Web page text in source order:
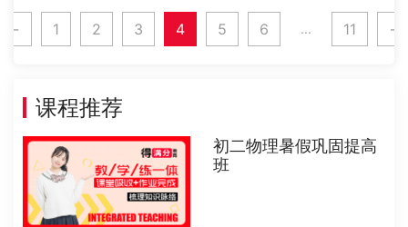
的，而且是多元性的，考试时间和主
体角度收入不同的。小升初考试是由
各个学校半......
← 1 2 3 4 5 6 ... 11 →
课程推荐
初二物理暑假巩固提高
班